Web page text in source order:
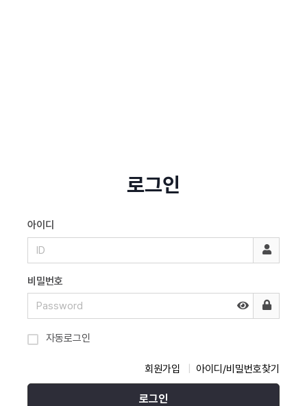
로그인
아이디
비밀번호
자동로그인
회원가입 아이디/비밀번호찾기
로그인